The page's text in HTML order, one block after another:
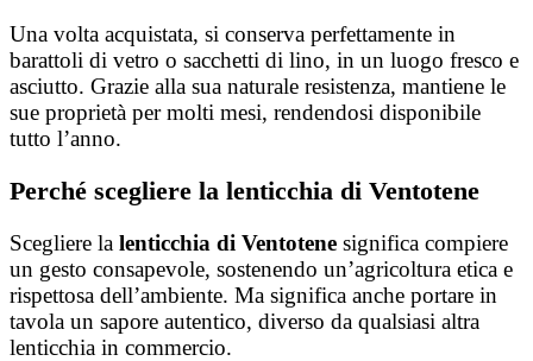
Una volta acquistata, si conserva perfettamente in
barattoli di vetro o sacchetti di lino, in un luogo fresco e
asciutto. Grazie alla sua naturale resistenza, mantiene le
sue proprietà per molti mesi, rendendosi disponibile
tutto l’anno.
Perché scegliere la lenticchia di Ventotene
Scegliere la lenticchia di Ventotene significa compiere
un gesto consapevole, sostenendo un’agricoltura etica e
rispettosa dell’ambiente. Ma significa anche portare in
tavola un sapore autentico, diverso da qualsiasi altra
lenticchia in commercio.